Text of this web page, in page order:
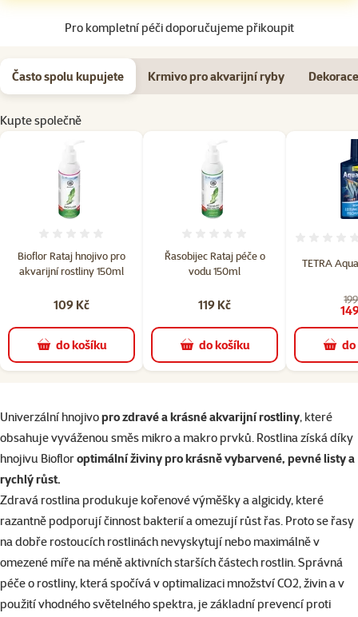
Pro kompletní péči doporučujeme přikoupit
Často spolu kupujete Krmivo pro akvarijní ryby
Kupte společně
Bioflor Rataj hnojivo pro
akvarijní rostliny 150ml
109 Kč
do košíku
Řasobijec Rataj péče o
vodu 150ml
119 Kč
do košíku
TETRA
superzoo.product.detail.content
Univerzální hnojivopro zdravé a krásné akvarijní rostliny, které
obsahuje vyváženou směs mikro a makro prvků. Rostlina získá díky
hnojivu Biofloroptimální živiny pro krásně vybarvené, pevné listy a
rychlý růst.
Zdravá rostlina produkuje kořenové výměšky a algicidy, které
razantně podporují činnost bakterií a omezují růst řas. Proto se řasy
na dobře rostoucích rostlinách nevyskytují nebo maximálně v
omezené míře na méně aktivních starších částech rostlin. Správná
péče o rostliny, která spočívá v optimalizaci množství CO2, živin a v
použití vhodného světelného spektra, je základní prevencí proti